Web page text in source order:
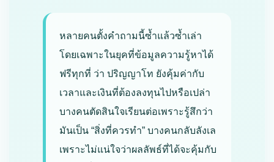
หลายคนตั้งคำถามนี้ซ้ำแล้วซ้ำเล่า
โดยเฉพาะในยุคที่ข้อมูลความรู้หาได้
ฟรีทุกที่ ว่า ปริญญาโท ยังคุ้มค่ากับ
เวลาและเงินที่ต้องลงทุนไปหรือเปล่า
บางคนตัดสินใจเรียนต่อเพราะรู้สึกว่า
มันเป็น “สิ่งที่ควรทำ” บางคนกลับลังเล
เพราะไม่แน่ใจว่าผลลัพธ์ที่ได้จะคุ้มกับ